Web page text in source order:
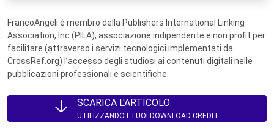
FrancoAngeli è membro della Publishers International Linking
Association, Inc (PILA), associazione indipendente e non profit per
facilitare (attraverso i servizi tecnologici implementati da
CrossRef.org) l’accesso degli studiosi ai contenuti digitali nelle
pubblicazioni professionali e scientifiche.
SCARICA L'ARTICOLO
UTILIZZANDO I TUOI DOWNLOAD CREDIT